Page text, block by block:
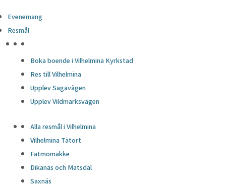
Evenemang
Resmål
Boka boende i Vilhelmina Kyrkstad
Res till Vilhelmina
Upplev Sagavägen
Upplev Vildmarksvägen
Alla resmål i Vilhelmina
Vilhelmina Tätort
Fatmomakke
Dikanäs och Matsdal
Saxnäs